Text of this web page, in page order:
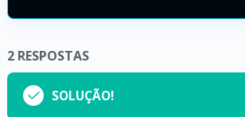
2 RESPOSTAS
SOLUÇÃO!